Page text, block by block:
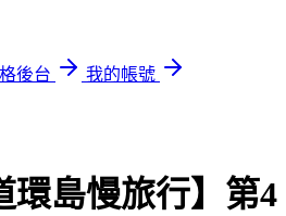
後台
我的帳號
環島慢旅行】第4